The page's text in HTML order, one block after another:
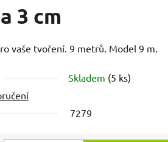
3 cm
vaše tvoření. 9 metrů. Model 9 m.
Skladem (5 ks)
7279